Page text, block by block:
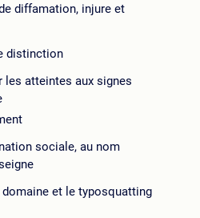
diffamation, injure et
distinction
les atteintes aux signes
sociale, au nom
et le typosquatting